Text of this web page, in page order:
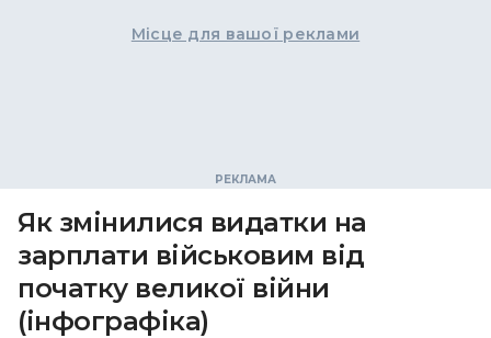
Місце для вашої реклами
Як змінилися видатки на
зарплати військовим від
початку великої війни
(інфографіка)